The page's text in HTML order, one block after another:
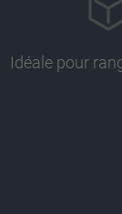
Idéale pour